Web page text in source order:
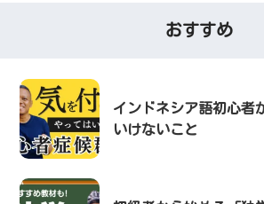
おすすめ
インドネシア語初心者
いけないこと